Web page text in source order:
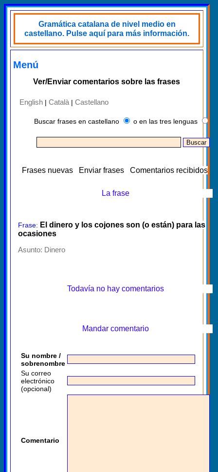
Gramática catalana de nivel medio en
castellano. Pulse aquí para más información.
Menú
Ver/Enviar comentarios sobre las frases
English | Català | Castellano
Buscar frases en castellano o en las tres lenguas
Frases nuevas Enviar frases Comentarios recibidos
La frase
Frase: El dinero y los cojones son (o están) para las
ocasiones
Asunto: Dinero
Todavía no hay comentarios
Mandar comentario
Su nombre /
sobrenombre
Su correo
electrónico
(opcional)
Comentario